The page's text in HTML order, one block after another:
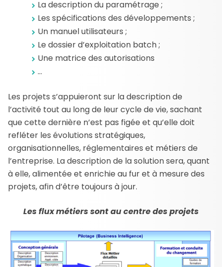
La description du paramétrage ;
Les spécifications des développements ;
Un manuel utilisateurs ;
Le dossier d’exploitation batch ;
Une matrice des autorisations
…
Les projets s’appuieront sur la description de
l’activité tout au long de leur cycle de vie, sachant
que cette dernière n’est pas figée et qu’elle doit
refléter les évolutions stratégiques,
organisationnelles, réglementaires et métiers de
l’entreprise. La description de la solution sera, quant
à elle, alimentée et enrichie au fur et à mesure des
projets, afin d’être toujours à jour.
Les flux métiers sont au centre des projets